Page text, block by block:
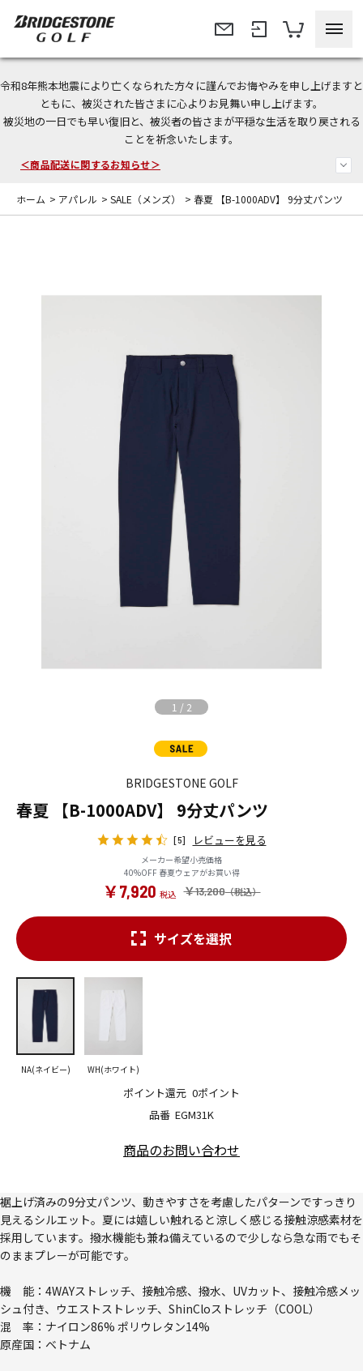
令和8年熊本地震により亡くなられた方々に謹んでお悔やみを申し上げますと
ともに、被災された皆さまに心よりお見舞い申し上げます。
被災地の一日でも早い復旧と、被災者の皆さまが平穏な生活を取り戻される
ことを祈念いたします。
＜夏季休暇中のご注文・発送・お問い合わせ＞
今なら新規会員登録で1,000円OFFクーポンプレゼント！
＜商品配送に関するお知らせ＞
ホーム > アパレル > SALE（メンズ） > 春夏 【B-1000ADV】 9分丈パンツ
1 / 2
BRIDGESTONE GOLF
春夏 【B-1000ADV】 9分丈パンツ
[5] レビューを見る
メーカー希望小売価格
40%OFF 春夏ウェアがお買い得
￥13,200
￥7,920
品番 EGM31K
ポイント還元 0ポイント
サイズを選択
NA(ネイビー) WH(ホワイト)
商品のお問い合わせ
裾上げ済みの9分丈パンツ、動きやすさを考慮したパターンですっきり
見えるシルエット。夏には嬉しい触れると涼しく感じる接触涼感素材を
採用しています。撥水機能も兼ね備えているので少しなら急な雨でもそ
のままプレーが可能です。
機 能：4WAYストレッチ、接触冷感、撥水、UVカット、接触冷感メッ
シュ付き、ウエストストレッチ、ShinCloストレッチ（COOL）
混 率：ナイロン86% ポリウレタン14%
原産国：ベトナム